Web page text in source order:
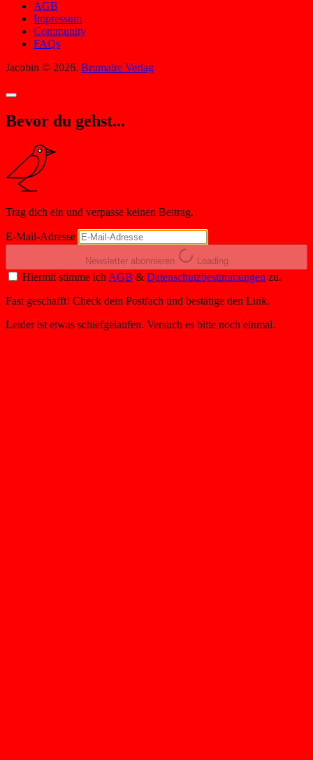
AGB
Impressum
Community
FAQs
Jacobin © 2026. Brumaire Verlag
Bevor du gehst...
Trag dich ein und verpasse keinen Beitrag.
E-Mail-Adresse
Newsletter abonnieren Loading
Hiermit stimme ich AGB & Datenschutzbestimmungen zu.
Fast geschafft! Check dein Postfach und bestätige den Link.
Leider ist etwas schiefgelaufen. Versuch es bitte noch einmal.